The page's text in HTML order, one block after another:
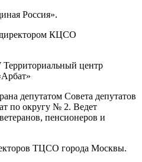
Россия».
директором КЦСО
центр
депутатом Совета депутатов
по округу № 2. Ведет
пенсионеров и
ТЦСО города Москвы.